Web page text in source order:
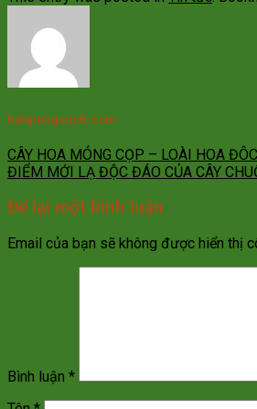
hatgiongsach.com
CÂY HOA MÓNG CỌP – LOÀI HOA
ĐIỂM MỚI LẠ ĐỘC ĐÁO CỦA CÂY
Để lại một bình luận
Email của bạn sẽ không được hiển thị
Bình luận *